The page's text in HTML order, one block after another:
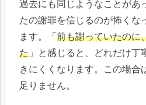
過去にも同じようなことがあ
たの謝罪を信じるのが怖くな
ます。「 前も謝っていたのに
た 」と感じると、どれだけ丁
きにくくなります。この場合
足りません。